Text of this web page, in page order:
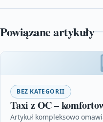
Powiązane artykuły
BEZ KATEGORII
Taxi z OC –
Artykuł kompleksowo